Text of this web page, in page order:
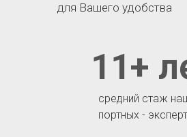
средний стаж
портных -
11+
для Вашего удобства